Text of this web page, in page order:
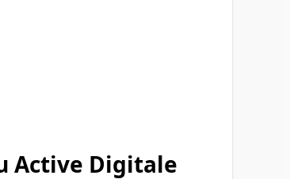
Active Digitale